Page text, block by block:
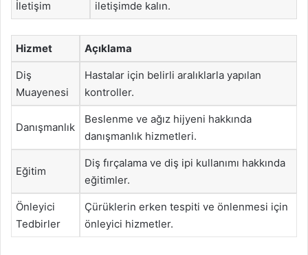
İletişim
iletişimde kalın.
Hizmet Açıklama
Diş
Muayenesi
Hastalar için belirli aralıklarla yapılan
kontroller.
Danışmanlık
Beslenme ve ağız hijyeni hakkında
danışmanlık hizmetleri.
Eğitim
Diş fırçalama ve diş ipi kullanımı hakkında
eğitimler.
Önleyici
Tedbirler
Çürüklerin erken tespiti ve önlenmesi için
önleyici hizmetler.